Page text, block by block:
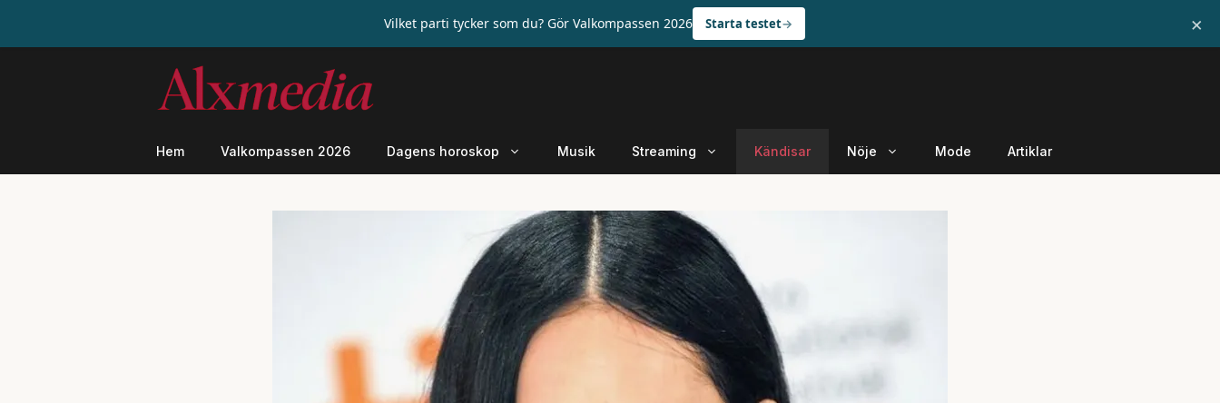
Hem Valkompassen 2026 Dagens horoskop Musik Streaming Kändisar Nöje Mode Artiklar
Vilket parti tycker som du? Gör Valkompassen 2026 Starta testet ×